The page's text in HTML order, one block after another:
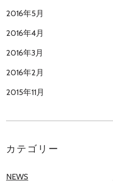
2016年5月
2016年4月
2016年3月
2016年2月
2015年11月
カテゴリー
NEWS